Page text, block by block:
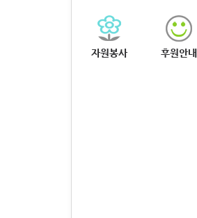
자원봉사 후원안내